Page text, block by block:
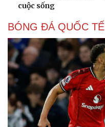
Văn hóa
Sân khấu - Điện ảnh
Văn học
Âm nhạc
Di sản
cuộc sống
BÓNG ĐÁ QUỐC TẾ